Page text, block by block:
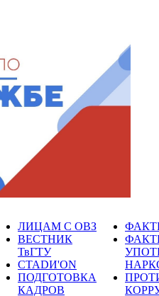
ЛИЦАМ С ОВЗ
ВЕСТНИК
ТвГТУ
СТАDИ'ON
ПОДГОТОВКА
КАДРОВ